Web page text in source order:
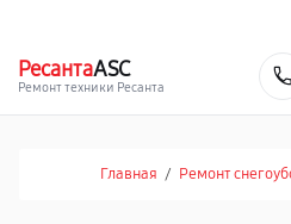
РесантаASC
Ремонт техники Ресанта
Главная / Ремонт